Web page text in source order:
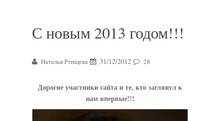
С новым 2013 годом!!!
Наталья Ртищева 31/12/2012 28
Дорогие участники сайта и те, кто заглянул к
нам впервые!!!